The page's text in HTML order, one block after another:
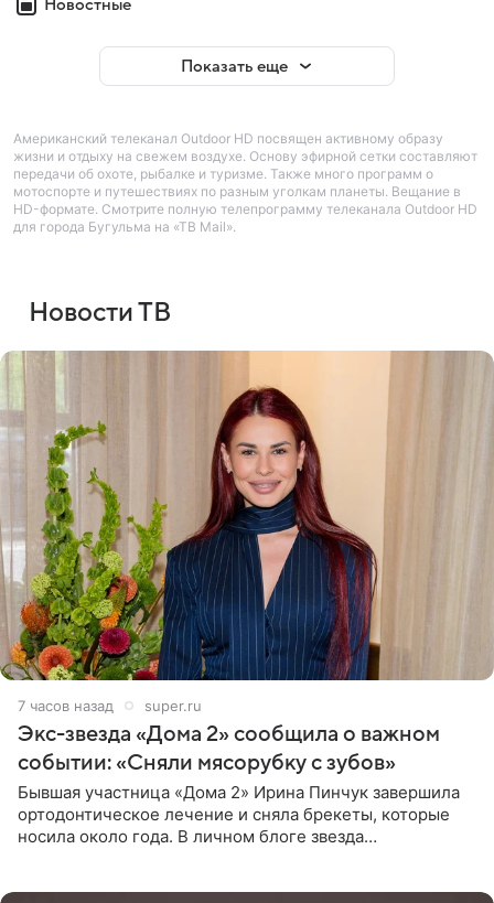
Новостные
Показать еще
Американский телеканал Outdoor HD посвящен активному образу
жизни и отдыху на свежем воздухе. Основу эфирной сетки составляют
передачи об охоте, рыбалке и туризме. Также много программ о
мотоспорте и путешествиях по разным уголкам планеты. Вещание в
HD-формате. Смотрите полную телепрограмму телеканала Outdoor HD
для города Бугульма на «ТВ Mail».
Новости ТВ
7 часов назад super.ru
Экс-звезда «Дома 2» сообщила о важном
событии: «Сняли мясорубку с зубов»
Бывшая участница «Дома 2» Ирина Пинчук завершила
ортодонтическое лечение и сняла брекеты, которые
носила около года. В личном блоге звезда